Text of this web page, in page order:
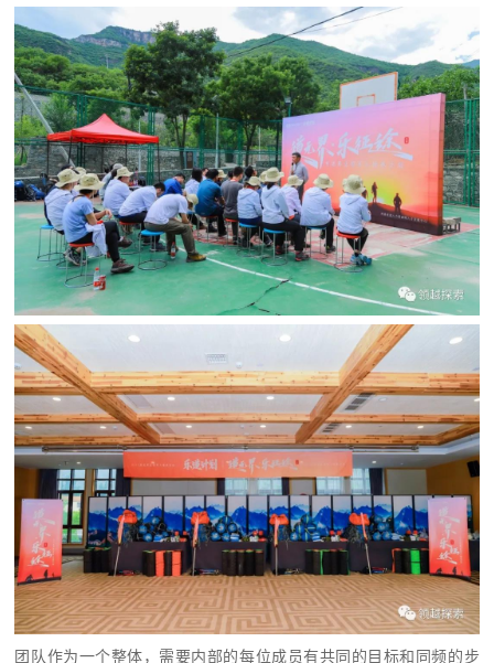
团队作为一个整体，需要内部的每位成员有共同的目标和同频的步